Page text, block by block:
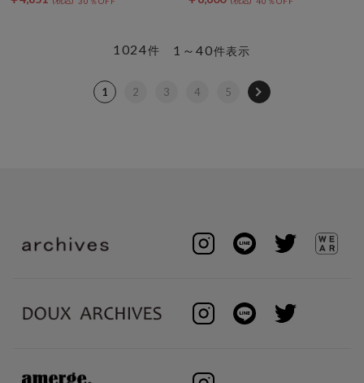
1～40件表示
1024件
1 2 3 4 5